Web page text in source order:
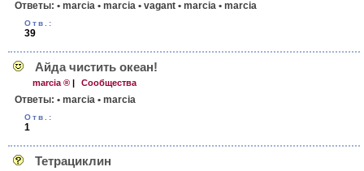
Ответы: • marcia • marcia • vagant • marcia • marcia
Отв.:
39
Айда чистить океан!
marcia ® | Сообщества
Ответы: • marcia • marcia
Отв.:
1
Тетрациклин